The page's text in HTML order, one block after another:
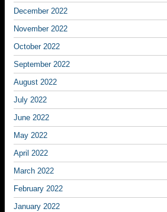
December 2022
November 2022
October 2022
September 2022
August 2022
July 2022
June 2022
May 2022
April 2022
March 2022
February 2022
January 2022